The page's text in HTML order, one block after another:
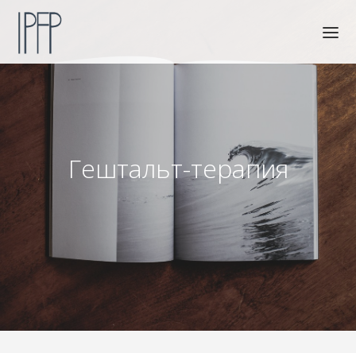
СТАТЬИ
Гештальт-терапия